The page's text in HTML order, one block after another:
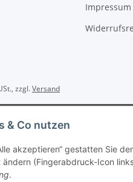
& Co nutzen
akzeptieren“ gestatten Sie
ändern (Fingerabdruck-Icon
.
Impressum
zzgl.Versand